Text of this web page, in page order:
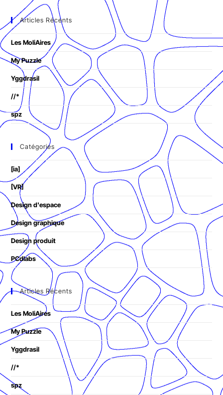
Articles Récents
Les MoliAires
My Puzzle
Yggdrasil
//*
spz
Catégories
[ia]
[VR]
Design d'espace
Design graphique
Design produit
PCdlabs
Articles Récents
Les MoliAires
My Puzzle
Yggdrasil
//*
spz